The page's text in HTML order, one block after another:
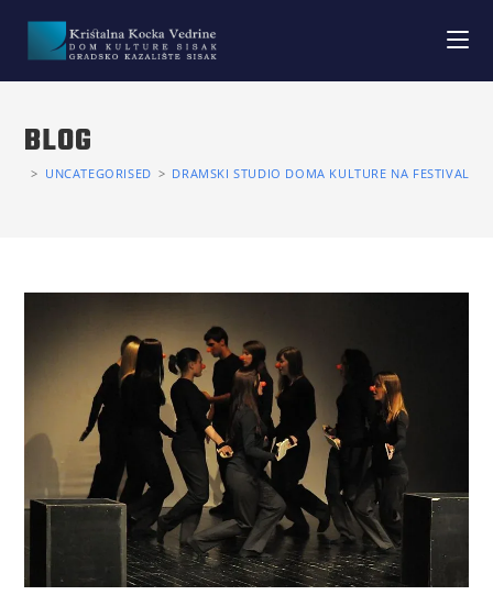
BLOG
> UNCATEGORISED > DRAMSKI STUDIO DOMA KULTURE NA FESTIVALU